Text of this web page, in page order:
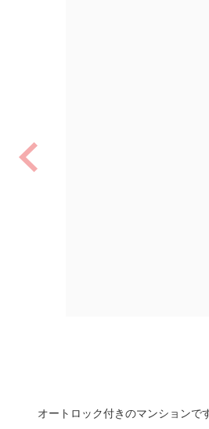
オートロック付きのマンションで